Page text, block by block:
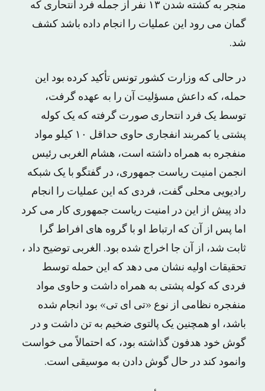
منجر به کشته شدن ۱۳ نفر از جمله فرد انتحاری که
گمان می رود این عملیات را انجام داده باشد کشف
شد.
در حالی که وزارت کشور تونس تأکید کرده بود این
حمله، که داعش مسؤلیت آن را به عهده گرفت،
توسط یک فرد انتحاری صورت گرفته که یک کوله
پشتی یا کمربند انفجاری حاوی حداقل ۱۰ کیلو مواد
منفجره به همراه داشته است، هشام الغربی رئیس
انجمن امنیت ریاست جمهوری، در گفتگو با یک شبکه
رادیویی محلی گفت، فردی که این عملیات را انجام
داد پیش از این در امنیت ریاست جمهوری کار می کرد
اما پس از آن که ارتباط او با گروه های افراط گرا
ثابت شد، از آن جا اخراج شده بود. الغربی توضیح داد ،
تحقیقات اولیه نشان می دهد که این حمله توسط
فردی که کوله پشتی به همراه داشت و حاوی مواد
منفجره نظامی از نوع «تی ای تی» بود انجام شده
باشد، او همچنین یک پالتوی ضخیم به تن داشت و در
گوش خود هدفون گذاشته بود، که احتمالاً می خواست
وانمود کند در حال گوش دادن به موسیقی است.